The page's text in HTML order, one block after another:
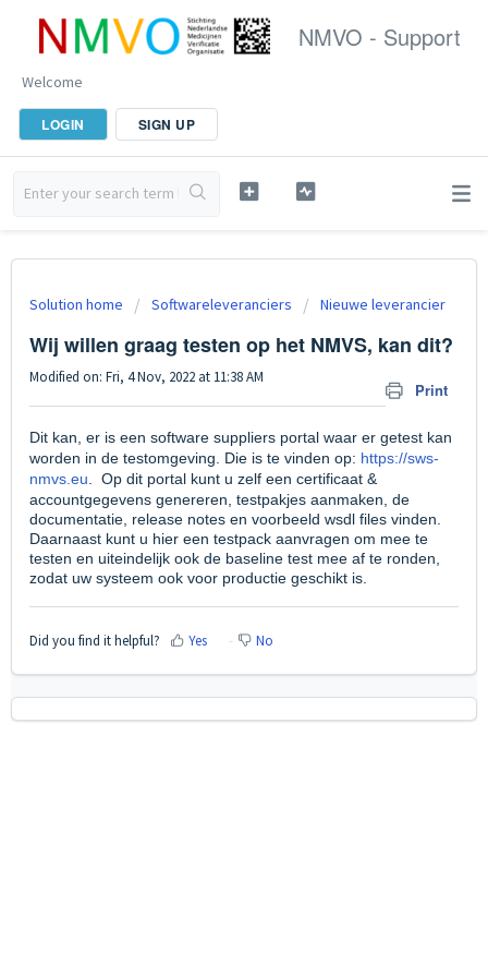
NMVO - Support
Welcome
LOGIN SIGN UP
Solution home Softwareleveranciers Nieuwe leverancier
Wij willen graag testen op het NMVS, kan dit?
Print
Modified on: Fri, 4 Nov, 2022 at 11:38 AM
Dit kan, er is een software suppliers portal waar er getest kan
worden in de testomgeving. Die is te vinden op: https://sws-
nmvs.eu. Op dit portal kunt u zelf een certificaat &
accountgegevens genereren, testpakjes aanmaken, de
documentatie, release notes en voorbeeld wsdl files vinden.
Daarnaast kunt u hier een testpack aanvragen om mee te
testen en uiteindelijk ook de baseline test mee af te ronden,
zodat uw systeem ook voor productie geschikt is.
Did you find it helpful? Yes No